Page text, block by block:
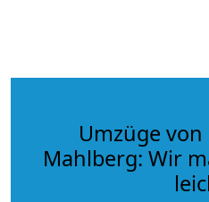
Umzüge
Mahlberg: Wir